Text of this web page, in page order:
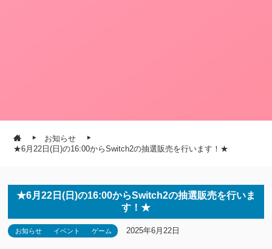
お知らせ
★6月22日(日)の16:00からSwitch2の抽選販売を行います！★
★6月22日(日)の16:00からSwitch2の抽選販売を行いま
す！★
お知らせ イベント ゲーム 2025年6月22日